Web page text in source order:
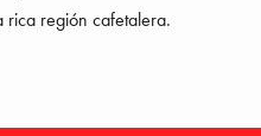
rica región cafetalera.